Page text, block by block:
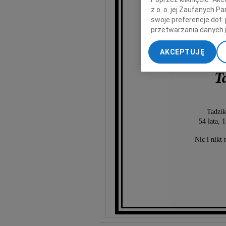
54 lata,
Nic i nikt
z o. o. jej Zaufanych
swoje preferencje dot.
przetwarzania danych
„Ustawienia
My, nasi Zaufani
dokładnych danych
Przechowywanie
AKCEPTUJĘ